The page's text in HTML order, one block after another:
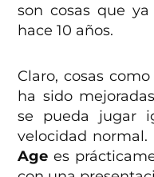
son cosas que
hace 10 años.
Claro, cosas como
ha sido
se pueda jugar
velocidad normal.
Age es